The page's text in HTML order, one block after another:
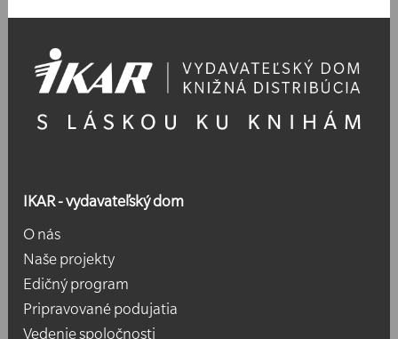
IKAR - vydavateľský dom
O nás
Naše projekty
Edičný program
Pripravované podujatia
Vedenie spoločnosti